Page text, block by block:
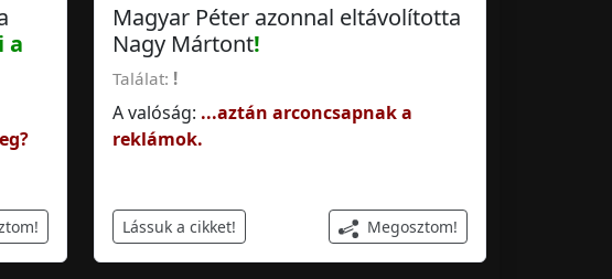
a
Magyar Péter azonnal eltávolította
Nagy Mártont!
Találat: !
A valóság: ...aztán arconcsapnak a
reklámok.
Lássuk a cikket! Megosztom!